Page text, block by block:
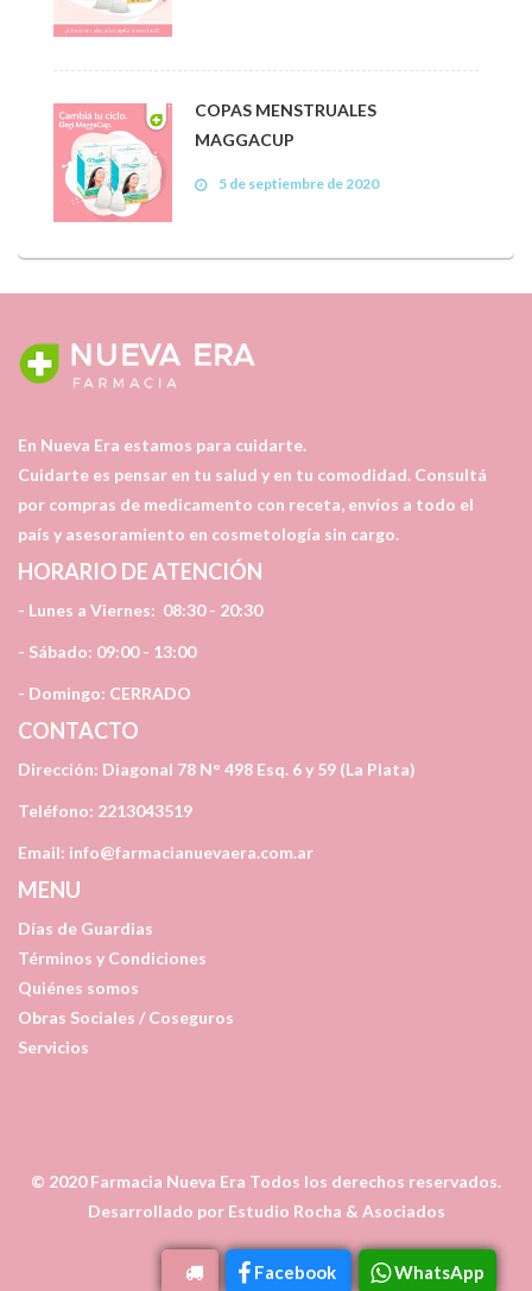
COPAS MENSTRUALES
MAGGACUP
5 de septiembre de 2020
En Nueva Era estamos para cuidarte.
Cuidarte es pensar en tu salud y en tu comodidad. Consultá
por compras de medicamento con receta, envíos a todo el
país y asesoramiento en cosmetología sin cargo.
HORARIO DE ATENCIÓN
- Lunes a Viernes: 08:30 - 20:30
- Sábado: 09:00 - 13:00
- Domingo: CERRADO
CONTACTO
Dirección: Diagonal 78 N° 498 Esq. 6 y 59 (La Plata)
Teléfono: 2213043519
Email: info@farmacianuevaera.com.ar
MENU
Días de Guardias
Términos y Condiciones
Quiénes somos
Obras Sociales / Coseguros
Servicios
© 2020Farmacia Nueva Era Todos los derechos reservados.
Desarrollado por Estudio Rocha & Asociados
Facebook WhatsApp